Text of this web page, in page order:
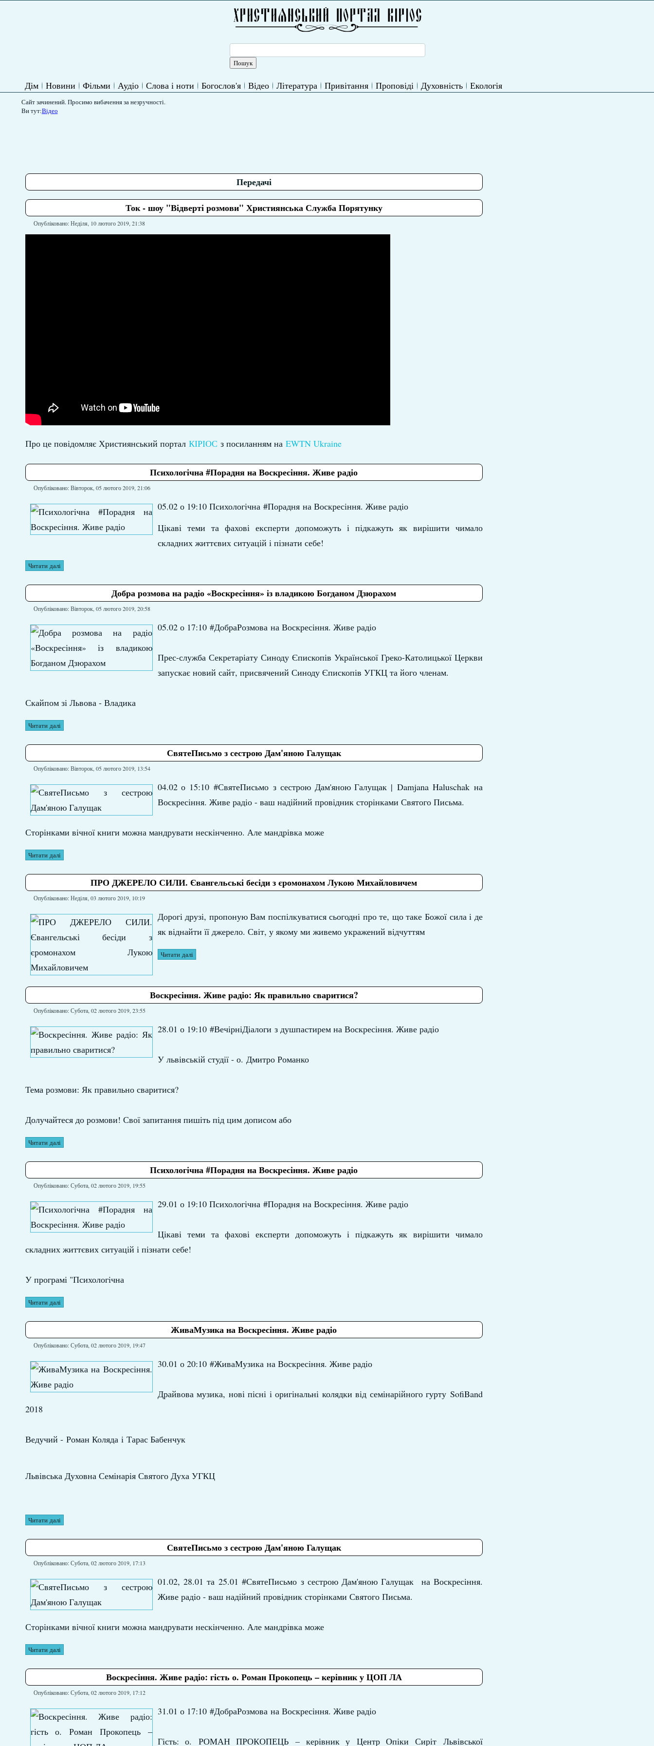
Дім Новини Фільми Аудіо Слова і ноти Богослов'я Відео Література Привітання Проповіді Духовність Екологія
Сайт зачинений. Просимо вибачення за незручності.
Ви тут:Відео
Передачі
Ток - шоу "Відверті розмови" Християнська Служба Порятунку
Опубліковано: Неділя, 10 лютого 2019, 21:38
Про це повідомляє Християнський портал КІРІОС з посиланням на EWTN Ukraine
Психологічна #Порадня на Воскресіння. Живе радіо
Опубліковано: Вівторок, 05 лютого 2019, 21:06
05.02 о 19:10 Психологічна #Порадняна Воскресіння. Живе радіо
Цікаві теми та фахові експерти допоможуть і підкажуть як вирішити чимало
складних життєвих ситуацій і пізнати себе!
Читати далі
Добра розмова на радіо «Воскресіння» із владикою Богданом Дзюрахом
Опубліковано: Вівторок, 05 лютого 2019, 20:58
05.02 о 17:10 #ДобраРозмова на Воскресіння. Живе радіо
Прес-служба Секретаріату Синоду Єпископів Української Греко-Католицької Церкви
запускає новий сайт, присвячений Синоду Єпископів УГКЦ та його членам.
Скайпом зі Львова - Владика
Читати далі
СвятеПисьмо з сестрою Дам'яною Галущак
Опубліковано: Вівторок, 05 лютого 2019, 13:54
04.02 о 15:10 #СвятеПисьмо з сестрою Дам'яною Галущак | Damjana Haluschakна
Воскресіння. Живе радіо - ваш надійний провідник сторінками Святого Письма.
Сторінками вічної книги можна мандрувати нескінченно. Але мандрівка може
Читати далі
ПРО ДЖЕРЕЛО СИЛИ. Євангельські бесіди з єромонахом Лукою Михайловичем
Опубліковано: Неділя, 03 лютого 2019, 10:19
Дорогі друзі, пропоную Вам поспілкуватися сьогодні про те, що таке Божої сила і де
як віднайти її джерело. Світ, у якому ми живемо укражений відчуттям
Читати далі
Воскресіння. Живе радіо: Як правильно сваритися?
Опубліковано: Субота, 02 лютого 2019, 23:55
28.01 о 19:10 #ВечірніДіалоги з душпастирем на Воскресіння. Живе радіо
У львівській студії - о. Дмитро Романко
Тема розмови: Як правильно сваритися?
Долучайтеся до розмови! Свої запитання пишіть під цим дописом або
Читати далі
Психологічна #Порадня на Воскресіння. Живе радіо
Опубліковано: Субота, 02 лютого 2019, 19:55
29.01 о 19:10 Психологічна #Порадня на Воскресіння. Живе радіо
Цікаві теми та фахові експерти допоможуть і підкажуть як вирішити чимало
складних життєвих ситуацій і пізнати себе!
У програмі "Психологічна
Читати далі
ЖиваМузика на Воскресіння. Живе радіо
Опубліковано: Субота, 02 лютого 2019, 19:47
30.01 о 20:10 #ЖиваМузика на Воскресіння. Живе радіо
Драйвова музика, нові пісні і оригінальні колядки від семінарійного гурту SofiBand
2018
Ведучий - Роман Коляда і Тарас Бабенчук
Львівська Духовна Семінарія Святого Духа УГКЦ
Читати далі
СвятеПисьмо з сестрою Дам'яною Галущак
Опубліковано: Субота, 02 лютого 2019, 17:13
01.02, 28.01 та 25.01 #СвятеПисьмо з сестрою Дам'яною Галущак на Воскресіння.
Живе радіо - ваш надійний провідник сторінками Святого Письма.
Сторінками вічної книги можна мандрувати нескінченно. Але мандрівка може
Читати далі
Воскресіння. Живе радіо: гість о. Роман Прокопець – керівник у ЦОП ЛА
Опубліковано: Субота, 02 лютого 2019, 17:12
31.01 о 17:10 #ДобраРозмова на Воскресіння. Живе радіо
Гість: о. РОМАН ПРОКОПЕЦЬ – керівник у Центр Опіки Сиріт Львівської